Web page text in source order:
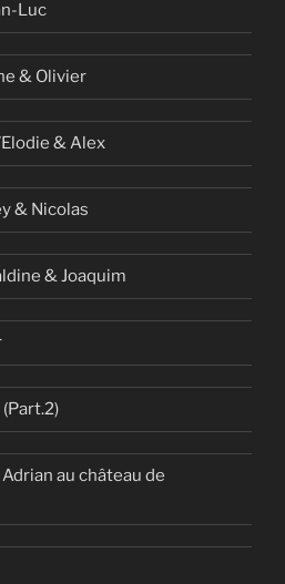
Luc
& Olivier
& Alex
& Nicolas
& Joaquim
au château de